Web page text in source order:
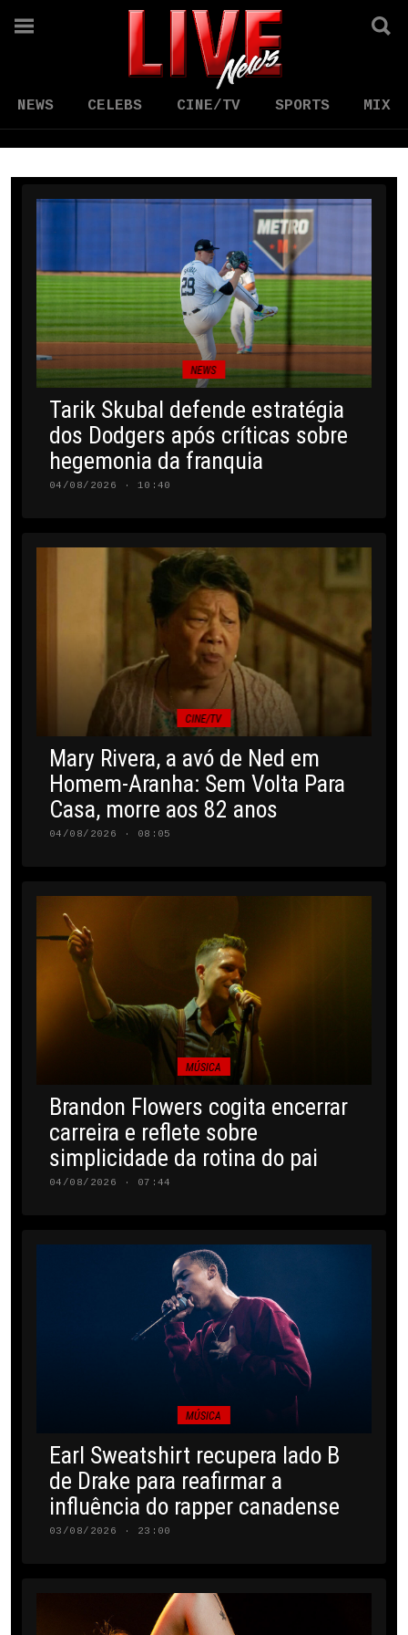
NEWS CELEBS CINE/TV SPORTS MIX
NEWS
Tarik Skubal defende estratégia
dos Dodgers após críticas sobre
hegemonia da franquia
04/08/2026 · 10:40
CINE/TV
Mary Rivera, a avó de Ned em
Homem-Aranha: Sem Volta Para
Casa, morre aos 82 anos
04/08/2026 · 08:05
MÚSICA
Brandon Flowers cogita encerrar
carreira e reflete sobre
simplicidade da rotina do pai
04/08/2026 · 07:44
MÚSICA
Earl Sweatshirt recupera lado B
de Drake para reafirmar a
influência do rapper canadense
03/08/2026 · 23:00